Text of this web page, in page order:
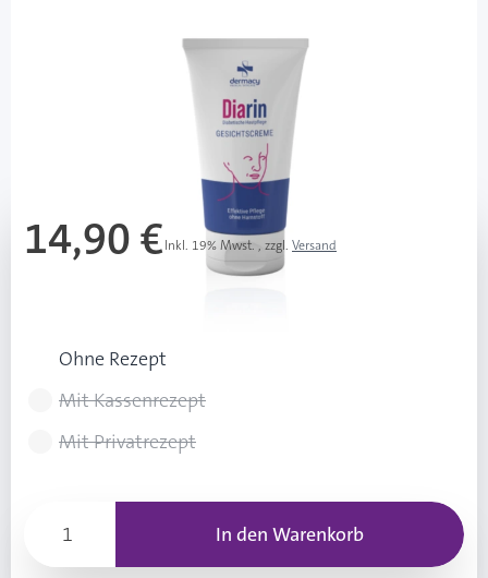
PZN: 19081107 / Diashop.de Kat.-Nr. 115511
14,90 €Inkl. 19% Mwst. , zzgl. Versand
Ohne Rezept
Mit Kassenrezept
Mit Privatrezept
In den Warenkorb